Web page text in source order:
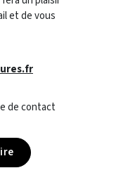
et de vous
de contact